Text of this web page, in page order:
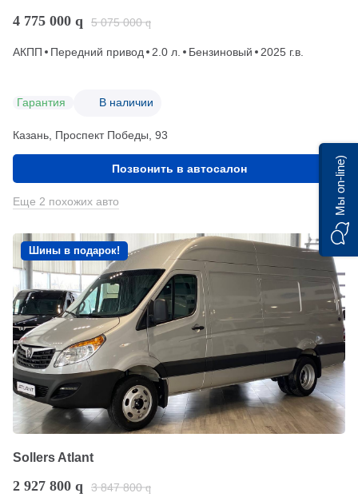
4 775 000 q 5 075 000 q
АКПП Передний привод 2.0 л. Бензиновый 2025 г.в.
Гарантия В наличии
Казань, Проспект Победы, 93
Позвонить в автосалон
Еще 2 похожих авто
Шины в подарок!
Sollers Atlant
2 927 800 q 3 847 800 q
Мы on-line)